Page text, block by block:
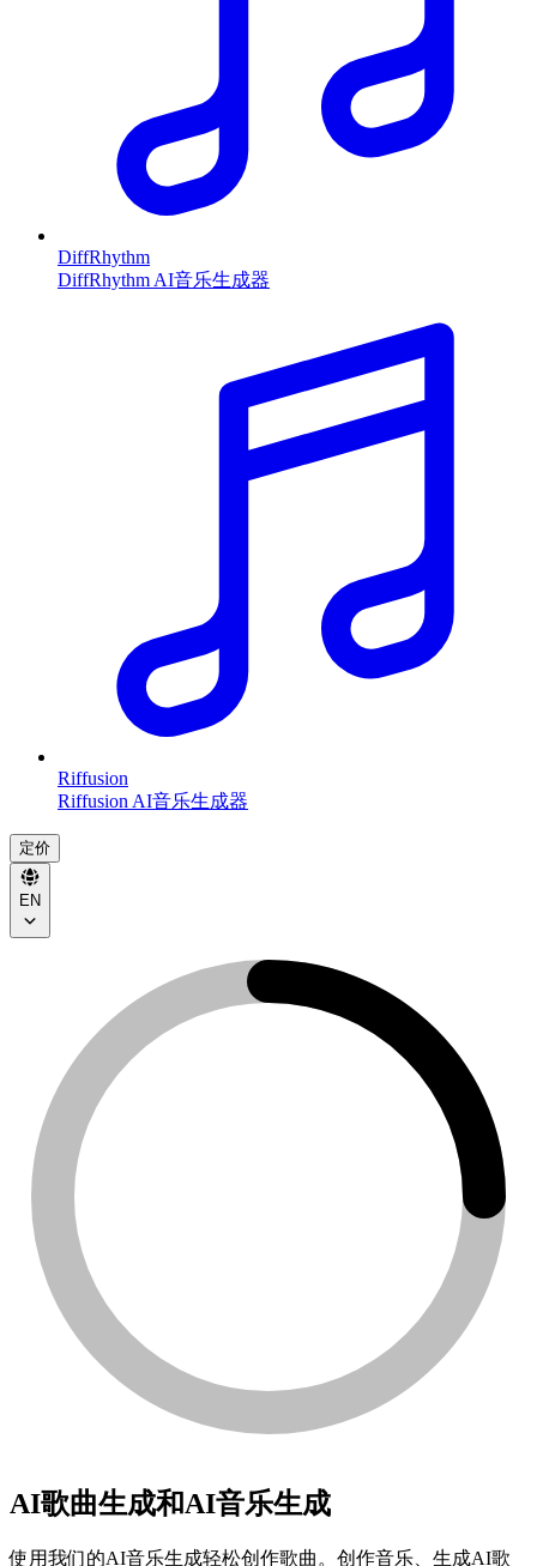
DiffRhythm
DiffRhythm AI音乐生成器
Riffusion
Riffusion AI音乐生成器
定价
EN
AI歌曲生成和AI音乐生成
使用我们的AI音乐生成轻松创作歌曲。创作音乐、生成AI歌